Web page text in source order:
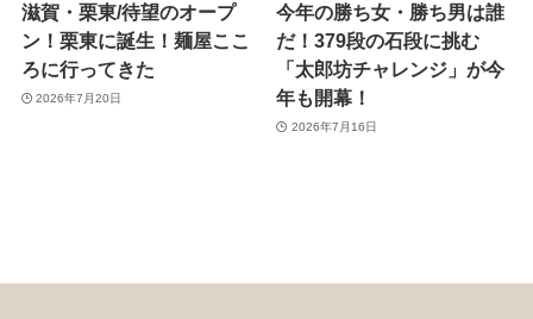
滋賀・栗東/待望のオープ
ン！栗東に誕生！麺屋ここ
ろに行ってきた
2026年7月20日
今年の勝ち女・勝ち男は誰
だ！379段の石段に挑む
「太郎坊チャレンジ」が今
年も開幕！
2026年7月16日